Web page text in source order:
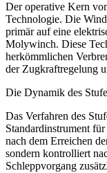
Der operative Kern
Technologie. Die
primär auf eine
Molywinch. Diese
herkömmlichen
der Zugkraftregelung
Die Dynamik des
Das Verfahren des
Standardinstrument
nach dem Erreichen
sondern kontrolliert
Schleppvorgang